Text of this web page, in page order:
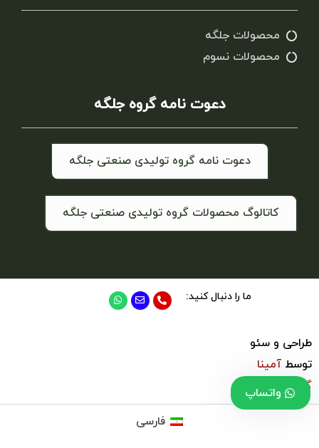
محصولات جلگه
محصولات نسوم
دعوت نامه گروه جلگه
دعوت نامه گروه تولیدی صنعتی جلگه
کاتالوگ محصولات گروه تولیدی صنعتی جلگه
ما را دنبال کنید:
طراحی و سئو
توسط آمینا
گروپ واتساپ
فارسی